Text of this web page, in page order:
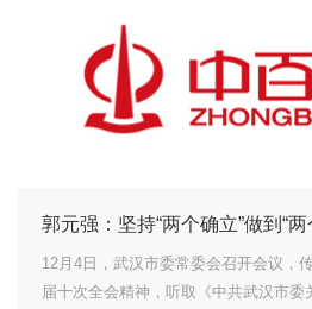
郭元强：坚持“两个确立”做到“
12月4日，武汉市委常委会召开会议，
届十次全会精神，听取《中共武汉市委